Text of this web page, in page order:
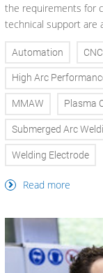
the requirements for
technical support are
Automation CNC
High Arc
MMAW Plasma
Submerged Arc
Welding Electrode
Read more